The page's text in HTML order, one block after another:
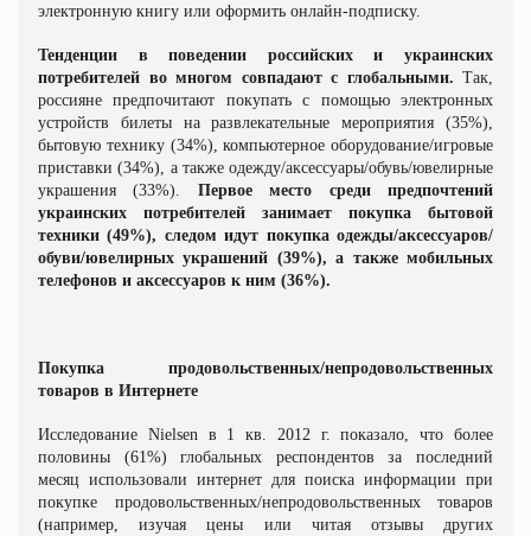
электронную книгу или оформить онлайн-подписку.
Тенденции в поведении российских и украинских
потребителей во многом совпадают с глобальными. Так,
россияне предпочитают покупать с помощью электронных
устройств билеты на развлекательные мероприятия (35%),
бытовую технику (34%), компьютерное оборудование/игровые
приставки (34%), а также одежду/аксессуары/обувь/ювелирные
украшения (33%). Первое место среди предпочтений
украинских потребителей занимает покупка бытовой
техники (49%), следом идут покупка одежды/аксессуаров/
обуви/ювелирных украшений (39%), а также мобильных
телефонов и аксессуаров к ним (36%).
Покупка продовольственных/непродовольственных
товаров в Интернете
Исследование Nielsen в 1 кв. 2012 г. показало, что более
половины (61%) глобальных респондентов за последний
месяц использовали интернет для поиска информации при
покупке продовольственных/непродовольственных товаров
(например, изучая цены или читая отзывы других